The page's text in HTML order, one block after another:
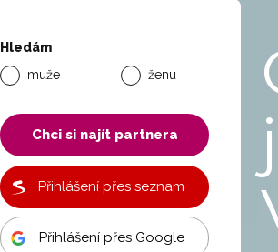
Hledám
muže
ženu
Chci si najít partnera
Přihlášení přes seznam
Přihlášení přes Google